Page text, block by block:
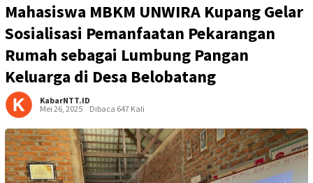
Mahasiswa MBKM UNWIRA Kupang Gelar
Sosialisasi Pemanfaatan Pekarangan
Rumah sebagai Lumbung Pangan
Keluarga di Desa Belobatang
KabarNTT.ID
Mei 26, 2025
Dibaca 647 Kali